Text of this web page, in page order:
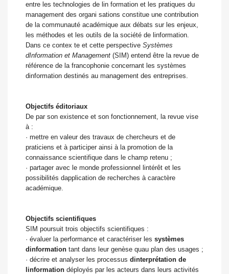
entre les technologies de lin formation et les pratiques du
management des organi sations constitue une contribution
de la communauté académique aux débats sur les enjeux,
les méthodes et les outils de la société de linformation.
Dans ce contex te et cette perspective Systèmes
dInformation et Management (SIM) entend être la revue de
référence de la francophonie concernant les systèmes
dinformation destinés au management des entreprises.
Objectifs éditoriaux
De par son existence et son fonctionnement, la revue vise
à :
· mettre en valeur des travaux de chercheurs et de
praticiens et à participer ainsi à la promotion de la
connaissance scientifique dans le champ retenu ;
· partager avec le monde professionnel lintérêt et les
possibilités dapplication de recherches à caractère
académique.
Objectifs scientifiques
SIM poursuit trois objectifs scientifiques :
· évaluer la performance et caractériser les systèmes
dinformation tant dans leur genèse quau plan des usages ;
· décrire et analyser les processus dinterprétation de
linformation déployés par les acteurs dans leurs activités